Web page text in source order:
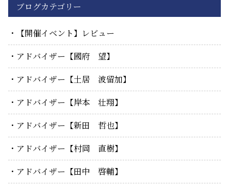
ブログカテゴリー
【開催イベント】レビュー
アドバイザー【國府 望】
アドバイザー【土居 波留加】
アドバイザー【岸本 壮翔】
アドバイザー【新田 哲也】
アドバイザー【村岡 直樹】
アドバイザー【田中 啓輔】